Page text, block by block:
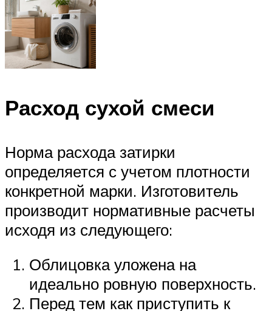
Расход сухой смеси
Норма расхода затирки
определяется с учетом плотности
конкретной марки. Изготовитель
производит нормативные расчеты
исходя из следующего:
Облицовка уложена на
идеально ровную поверхность.
Перед тем как приступить к